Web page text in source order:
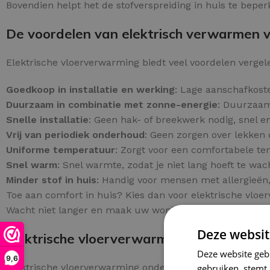
9,6
Bovendien helpt het de stofverspreiding in huis te
De voordelen van elektrisch verwarmen
Elektrische vloerverwarming biedt veel voordelen
Goedkoop in installatie en werking: Lage
Duurzaam in combinatie met zonne-energie:
Snelle installatie: Geen hak- of breekwerk nodig, snel
Vrij van periodiek onderhoud: Geen zorgen over
Uniforme temperatuur: Zorgt voor een comfortabele
Snel warm: Snel warmte, zodat je niet lang hoeft te
Minder stof in huis: Handig voor mensen met
Toe aan comfort in huis? Kies dan voor elektrische
Wacht niet langer en maak uw woning comfortabeler!
Elektrische vloerverwarming geschikt
Elektrische vloerverwarming onder tegels biedt een
Deze
Deze website